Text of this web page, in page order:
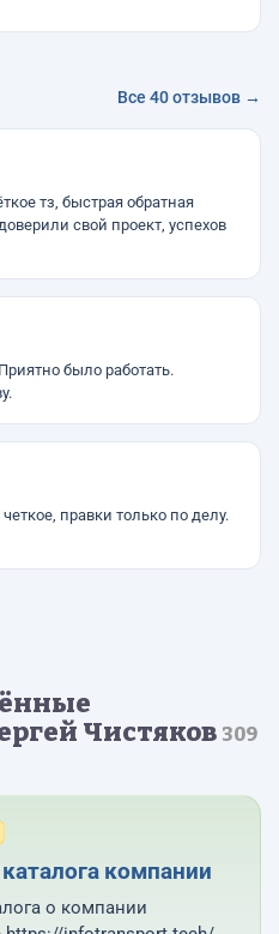
Все 40 отзывов →
тз, быстрая обратная
успехов
было работать.
правки только по делу.
Чистяков 309
компании
о компании